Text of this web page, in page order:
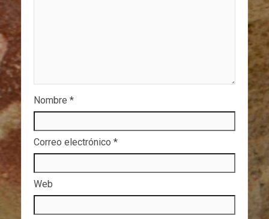
Nombre *
Correo electrónico *
Web